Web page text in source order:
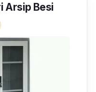
dengan
menjaga
ketika
pintu. Selain itu,
data yang
aman.
Arsip Besi